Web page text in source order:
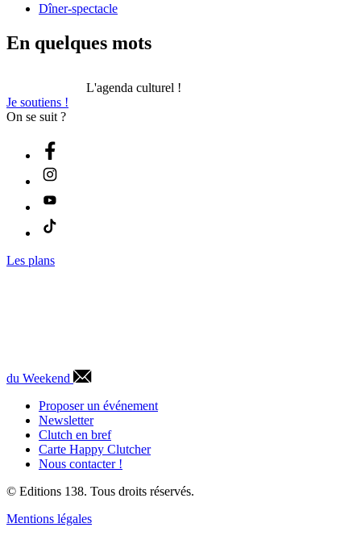
Dîner-spectacle
En quelques mots
L'agenda culturel !
Je soutiens !
On se suit ?
Les plans
du Weekend
Proposer un événement
Newsletter
Clutch en bref
Carte Happy Clutcher
Nous contacter !
© Editions 138. Tous droits réservés.
Mentions légales